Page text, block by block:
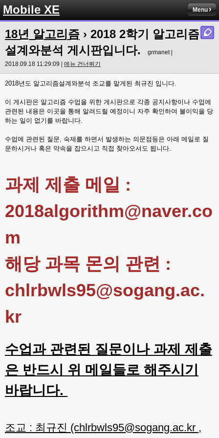
Mobile XE Menu
18년 알고리즘 › 2018 2학기 알고리즘
설계와분석 게시판입니다.
grmanet |
2018.09.18 11:29:09 | 메뉴 건너뛰기
2018년도 알고리즘설계와분석 조교를 맡게된 최규진 입니다.
이 게시판은 알고리즘 수업을 위한 게시판으로 각종 공지사항이나 수업에
관련된 내용은 이곳을 통해 알려드릴 예정이니 자주 확인하여 불이익을 당
하는 일이 없기를 바랍니다.
수업에 관련된 질문, 숙제를 하면서 발생하는 의문점등은 아래 메일로 질
문하시거나 혹은 약속을 잡으시고 직접 찾아오셔도 됩니다.
과제 제출 메일 :
2018algorithm@naver.co
m
해당 과목 몬의 관련 :
chlrbwls95@sogang.ac.
kr
수업과 관련된 질문이나 과제 제출
은 반드시 위 메일들로 해주시기
바랍니다.
조교 : 최규진 (chlrbwls95@sogang.ac.kr ,